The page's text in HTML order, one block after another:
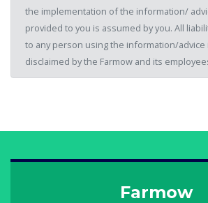
the implementation of the information/
provided to you is assumed by you. All
to any person using the information/
disclaimed by the Farmow and its
Farmow